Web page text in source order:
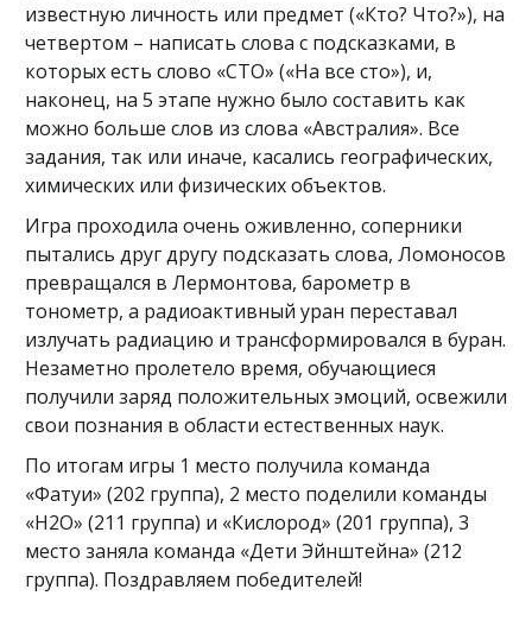
известную личность или предмет («Кто? Что?»), на
четвертом – написать слова с подсказками, в
которых есть слово «СТО» («На все сто»), и,
наконец, на 5 этапе нужно было составить как
можно больше слов из слова «Австралия». Все
задания, так или иначе, касались географических,
химических или физических объектов.
Игра проходила очень оживленно, соперники
пытались друг другу подсказать слова, Ломоносов
превращался в Лермонтова, барометр в
тонометр, а радиоактивный уран переставал
излучать радиацию и трансформировался в буран.
Незаметно пролетело время, обучающиеся
получили заряд положительных эмоций, освежили
свои познания в области естественных наук.
По итогам игры 1 место получила команда
«Фатуи» (202 группа), 2 место поделили команды
«H2О» (211 группа) и «Кислород» (201 группа), 3
место заняла команда «Дети Эйнштейна» (212
группа). Поздравляем победителей!